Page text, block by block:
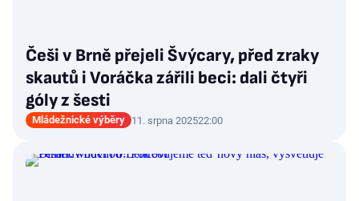
Češi v Brně přejeli Švýcary, před zraky
skautů i Voráčka zářili beci: dali čtyři
góly z šesti
Mládežnické výběry 11. srpna 202522:00